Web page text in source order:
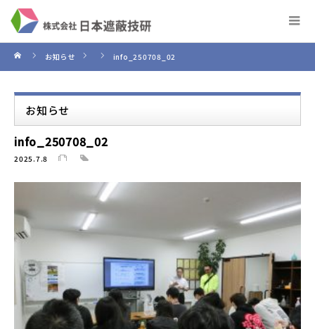
お知らせ info_250708_02
お知らせ
info_250708_02
2025.7.8